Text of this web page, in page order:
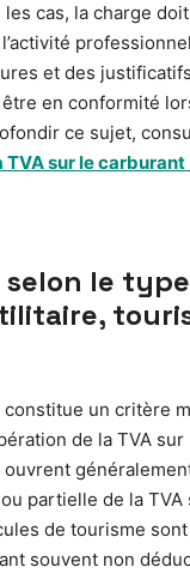
cas, la charge
et des
en conformité
ce sujet,
TVA sur le
le
un critère
de la TVA sur
partielle de la TVA
de tourisme
souvent non